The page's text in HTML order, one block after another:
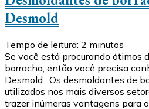
Desmold
Tempo de leitura: 2 minutos
Se você está procurando ótimos
borracha, então você precisa
Desmold. Os desmoldantes de
utilizados nos mais diversos
trazer inúmeras vantagens para